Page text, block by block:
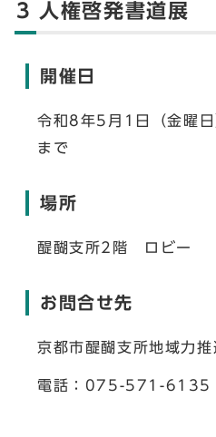
3 人権啓発書道展
開催日
令和8年5月1日（金曜
まで
場所
醍醐支所2階 ロビー
お問合せ先
京都市醍醐支所地域力
電話：075-571-6135